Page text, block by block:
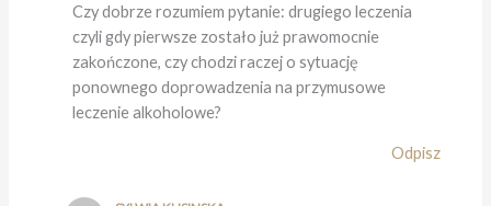
Czy dobrze rozumiem pytanie: drugiego leczenia
czyli gdy pierwsze zostało już prawomocnie
zakończone, czy chodzi raczej o sytuację
ponownego doprowadzenia na przymusowe
leczenie alkoholowe?
Odpisz